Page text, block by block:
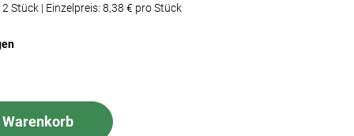
Stück | Einzelpreis: 8,38 € pro Stück
Warenkorb